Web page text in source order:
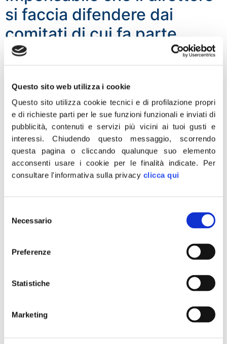
Questo sito web utilizza i cookie
Questo sito utilizza cookie tecnici e di profilazione propri
e di richieste parti per le sue funzioni funzionali e inviati di
pubblicità, contenuti e servizi più vicini ai tuoi gusti e
interessi.Chiudendo questo messaggio, scorrendo
questa pagina o cliccando qualunque suo elemento
acconsenti usare i cookie per le finalità indicate. Per
consultare l'informativa sulla privacy clicca qui
delNecessario
Preferenze
Statistiche
Marketing
si faccia difendere dai
comitati di cui fa parte
“Non ho mai scritto di voler cacciare il Direttore Greco
costruita ad arte da alcune agenzie che già avevano
battuto la mia dichiarazione in modo corretto. Per il
resto, criticare una scelta gestionale di un direttore il cui
stipendio è pagato sì da una Fondazione, ma il […]
Museo egizio, Rampelli:
Dirigenti Mibact facciano il
loro lavoro
alla debordante dichiarazione di alcuni dirigenti del
Mibact? Promuovere politiche culturali non consente
esulano dal loro compito. Se vogliono fare politica,
Spiacevole intromissione